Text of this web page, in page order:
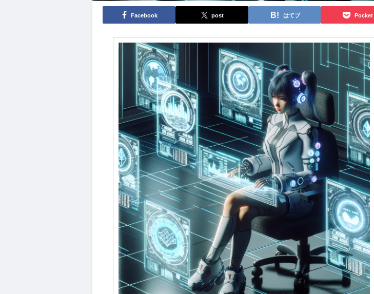
Facebook post はてブ Pocket